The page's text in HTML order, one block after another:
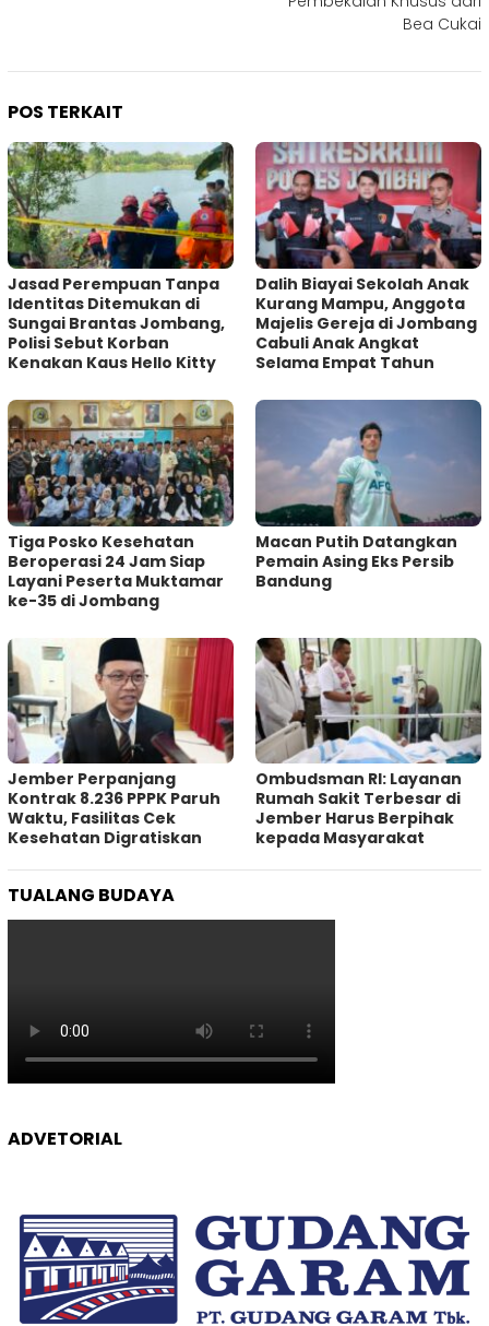
Bea Cukai
POS TERKAIT
Jasad Perempuan Tanpa
Identitas Ditemukan di
Sungai Brantas Jombang,
Polisi Sebut Korban
Kenakan Kaus Hello Kitty
Dalih Biayai Sekolah Anak
Kurang Mampu, Anggota
Majelis Gereja di Jombang
Cabuli Anak Angkat
Selama Empat Tahun
Tiga Posko Kesehatan
Beroperasi 24 Jam Siap
Layani Peserta Muktamar
ke-35 di Jombang
Macan Putih Datangkan
Pemain Asing Eks Persib
Bandung
Jember Perpanjang
Kontrak 8.236 PPPK Paruh
Waktu, Fasilitas Cek
Kesehatan Digratiskan
Ombudsman RI: Layanan
Rumah Sakit Terbesar di
Jember Harus Berpihak
kepada Masyarakat
TUALANG BUDAYA
ADVETORIAL